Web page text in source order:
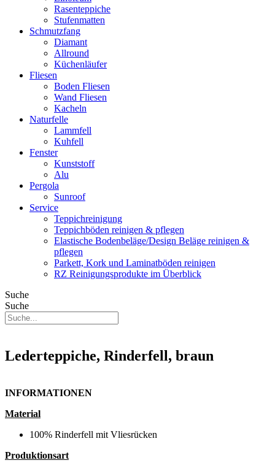
Rasenteppiche
Stufenmatten
Schmutzfang
Diamant
Allround
Küchenläufer
Fliesen
Boden Fliesen
Wand Fliesen
Kacheln
Naturfelle
Lammfell
Kuhfell
Fenster
Kunststoff
Alu
Pergola
Sunroof
Service
Teppichreinigung
Teppichböden reinigen & pflegen
Elastische Bodenbeläge/Design Beläge reinigen &
pflegen
Parkett, Kork und Laminatböden reinigen
RZ Reinigungsprodukte im Überblick
Suche
Suche
Lederteppiche, Rinderfell, braun
INFORMATIONEN
Material
100% Rinderfell mit Vliesrücken
Produktionsart